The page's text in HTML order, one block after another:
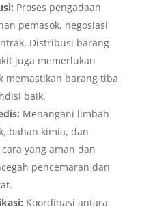
Proses pengadaan
pemasok, negosiasi
Distribusi barang
juga memerlukan
memastikan barang tiba
baik.
Menangani limbah
bahan kimia, dan
yang aman dan
pencemaran dan
Koordinasi antara